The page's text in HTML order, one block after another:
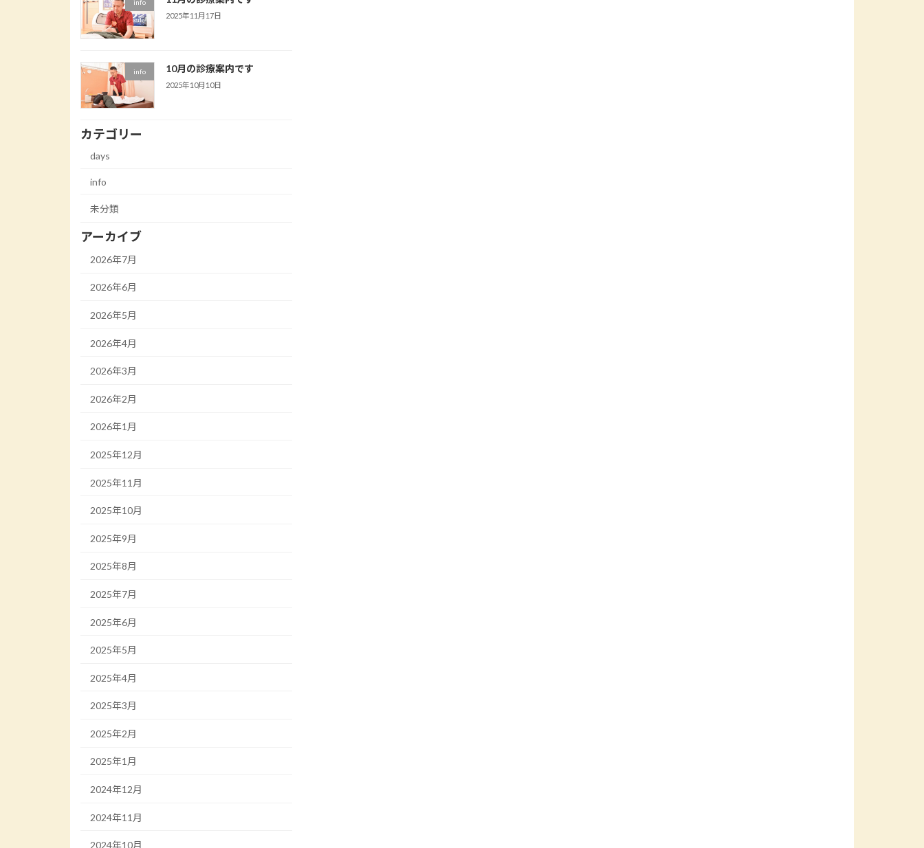
info
2025年11月17日
info 10月の診療案内です
2025年10月10日
カテゴリー
days
info
未分類
アーカイブ
2026年7月
2026年6月
2026年5月
2026年4月
2026年3月
2026年2月
2026年1月
2025年12月
2025年11月
2025年10月
2025年9月
2025年8月
2025年7月
2025年6月
2025年5月
2025年4月
2025年3月
2025年2月
2025年1月
2024年12月
2024年11月
2024年10月